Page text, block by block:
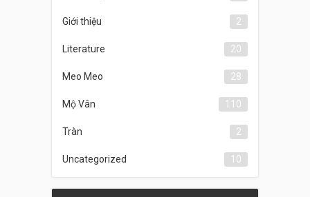
Giới thiệu 2
Literature 20
Meo Meo 28
Mộ Vân 110
Tràn 2
Uncategorized 10